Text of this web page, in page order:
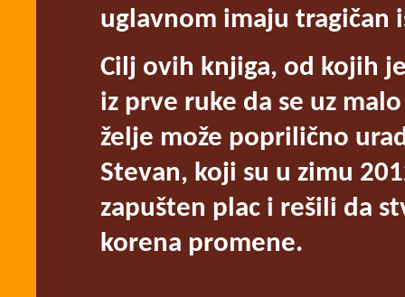
uglavnom imaju tragičan
Cilj ovih knjiga, od kojih
iz prve ruke da se uz
želje može poprilično
Stevan, koji su u zimu
zapušten plac i rešili da
korena promene.